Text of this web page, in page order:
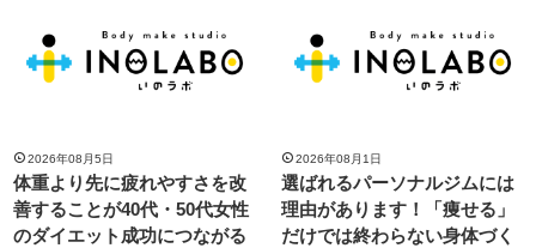
2026年08月5日
体重より先に疲れやすさを改
善することが40代・50代女性
のダイエット成功につながる
2026年08月1日
選ばれるパーソナルジムには
理由があります！「痩せる」
だけでは終わらない身体づく